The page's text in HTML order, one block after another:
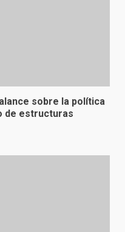
sobre la política
de estructuras